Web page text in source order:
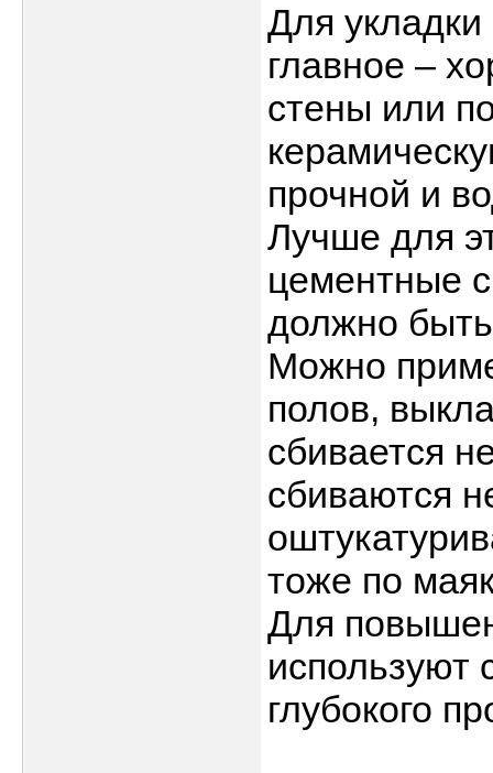
Для
главное –
стены или
прочной и
Лучше для
цементные
должно
Можно
полов,
сбивается
сбиваются
тоже по
Для
используют
глубокого